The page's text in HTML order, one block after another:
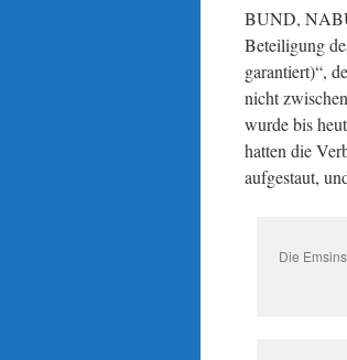
BUND,
Beteiligung
garantiert)“,
nicht
wurde bis
hatten die
aufgestaut,
Die